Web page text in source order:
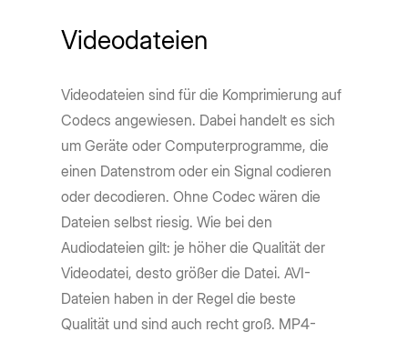
Videodateien
Videodateien sind für die Komprimierung auf
Codecs angewiesen. Dabei handelt es sich
um Geräte oder Computerprogramme, die
einen Datenstrom oder ein Signal codieren
oder decodieren. Ohne Codec wären die
Dateien selbst riesig. Wie bei den
Audiodateien gilt: je höher die Qualität der
Videodatei, desto größer die Datei. AVI-
Dateien haben in der Regel die beste
Qualität und sind auch recht groß. MP4-